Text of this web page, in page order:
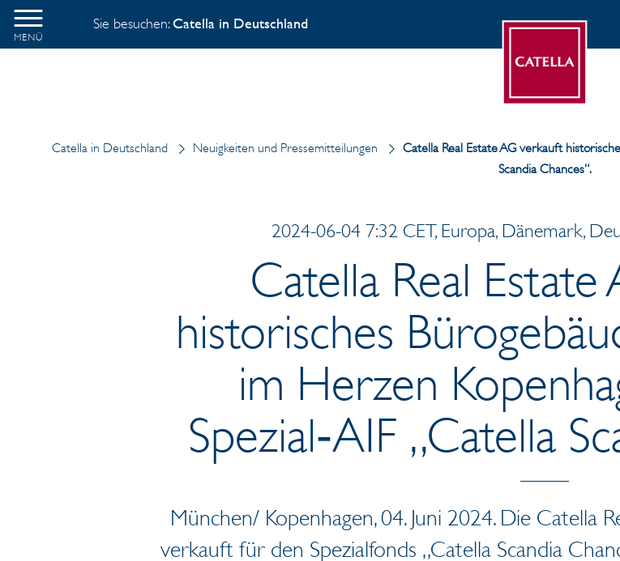
MENÜ
Sie besuchen:Catella in Deutschland
Catella in Deutschland Neuigkeiten und Pressemitteilungen
Catella Real Estate AG verkauft
Scandia Chances“.
2024-06-04 7:32 CET, Europa, Dänemark,
Catella Real
historisches
im Herzen
Spezial‐AIF „Catella
München/ Kopenhagen, 04. Juni 2024. Die Catella
verkauft für den Spezialfonds „Catella Scandia